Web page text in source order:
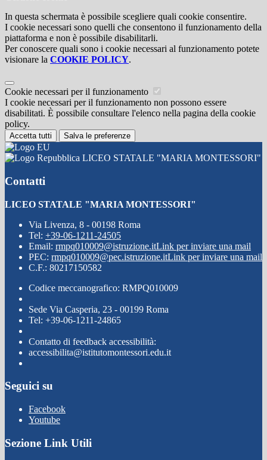
In questa schermata è possibile scegliere quali cookie consentire.
I cookie necessari sono quelli che consentono il funzionamento della
piattaforma e non è possibile disabilitarli.
Per conoscere quali sono i cookie necessari al funzionamento potete
visionare la COOKIE POLICY.
Cookie necessari per il funzionamento
I cookie necessari per il funzionamento non possono essere
disabilitati. È possibile consultare l'elenco nella pagina della cookie
policy.
Accetta tutti Salva le preferenze
LICEO STATALE "MARIA MONTESSORI"
Contatti
LICEO STATALE "MARIA MONTESSORI"
Via Livenza, 8 - 00198 Roma
Tel: +39-06-1211-24505
Email: rmpq010009@istruzione.itLink per inviare una mail
PEC: rmpq010009@pec.istruzione.itLink per inviare una mail
C.F.: 80217150582
Codice meccanografico: RMPQ010009
Sede Via Casperia, 23 - 00199 Roma
Tel: +39-06-1211-24865
Contatto di feedback accessibilità:
accessibilita@istitutomontessori.edu.it
Seguici su
Facebook
Youtube
Sezione Link Utili